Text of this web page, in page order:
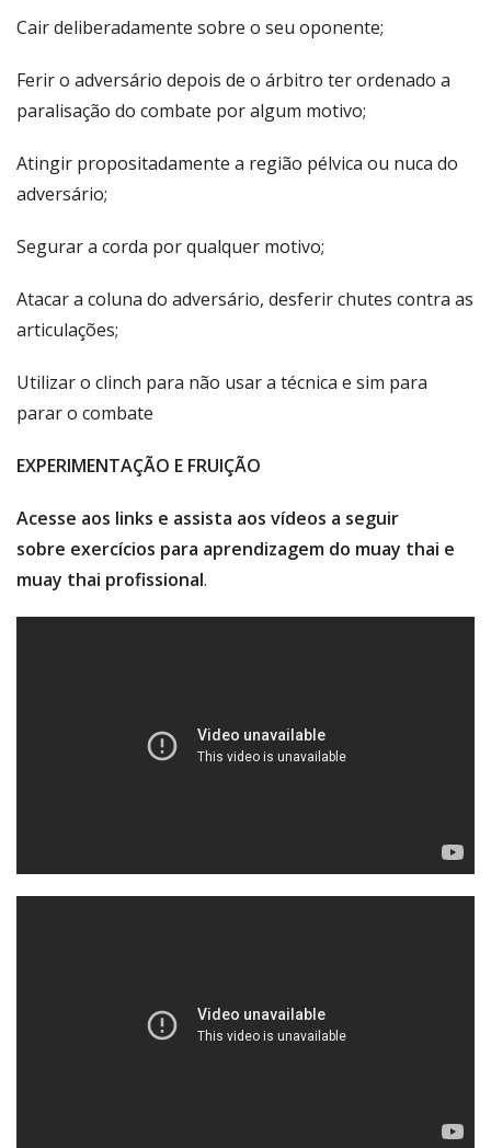
Cair deliberadamente sobre o seu oponente;
Ferir o adversário depois de o árbitro ter ordenado a
paralisação do combate por algum motivo;
Atingir propositadamente a região pélvica ou nuca do
adversário;
Segurar a corda por qualquer motivo;
Atacar a coluna do adversário, desferir chutes contra as
articulações;
Utilizar o clinch para não usar a técnica e sim para
parar o combate
EXPERIMENTAÇÃO E FRUIÇÃO
Acesse aos links e assista aos vídeos a seguir
sobre exercícios para aprendizagem do muay thai e
muay thai profissional.